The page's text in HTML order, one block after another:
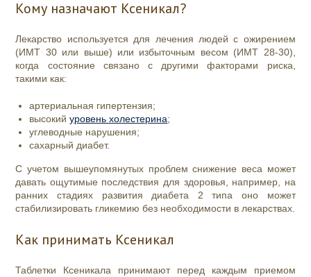
Кому назначают Ксеникал?
Лекарство используется для лечения людей с ожирением
(ИМТ 30 или выше) или избыточным весом (ИМТ 28-30),
когда состояние связано с другими факторами риска,
такими как:
артериальная гипертензия;
высокийуровень холестерина;
углеводные нарушения;
сахарный диабет.
С учетом вышеупомянутых проблем снижение веса может
давать ощутимые последствия для здоровья, например, на
ранних стадиях развития диабета 2 типа оно может
стабилизировать гликемию без необходимости в лекарствах.
Как принимать Ксеникал
Таблетки Ксеникала принимают перед каждым приемом